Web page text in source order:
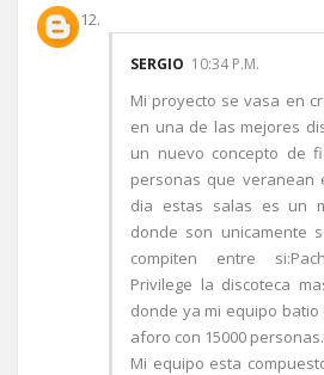
SERGIO 10:34 P.M.
Mi proyecto se vasa en
en una de las mejores
un nuevo concepto de
personas que veranean
dia estas salas es un
donde son unicamente
compiten entre
Privilege la discoteca
donde ya mi equipo
aforo con 15000 personas.
Mi equipo esta